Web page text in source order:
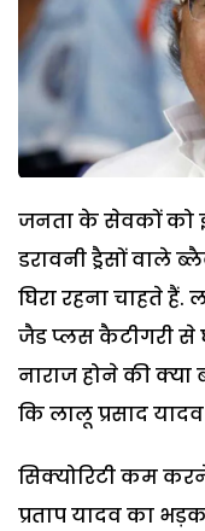
जनता के सेवकों को
डरावनी ड्रैसों वाले
घिरा रहना चाहते हैं.
जैड प्लस कैटीगरी से
नाराज होने की
कि लालू प्रसाद
सिक्योरिटी कम
प्रताप यादव का